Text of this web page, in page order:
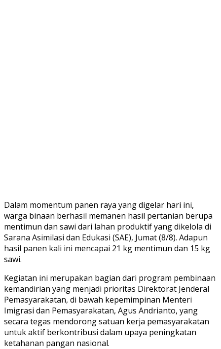
Dalam momentum panen raya yang digelar hari ini,
warga binaan berhasil memanen hasil pertanian berupa
mentimun dan sawi dari lahan produktif yang dikelola di
Sarana Asimilasi dan Edukasi (SAE), Jumat (8/8). Adapun
hasil panen kali ini mencapai 21 kg mentimun dan 15 kg
sawi.
Kegiatan ini merupakan bagian dari program pembinaan
kemandirian yang menjadi prioritas Direktorat Jenderal
Pemasyarakatan, di bawah kepemimpinan Menteri
Imigrasi dan Pemasyarakatan, Agus Andrianto, yang
secara tegas mendorong satuan kerja pemasyarakatan
untuk aktif berkontribusi dalam upaya peningkatan
ketahanan pangan nasional.